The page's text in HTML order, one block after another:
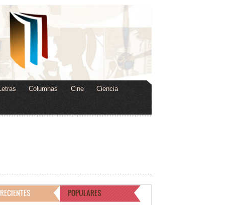
Letras Columnas Cine Ciencia
RECIENTES POPULARES